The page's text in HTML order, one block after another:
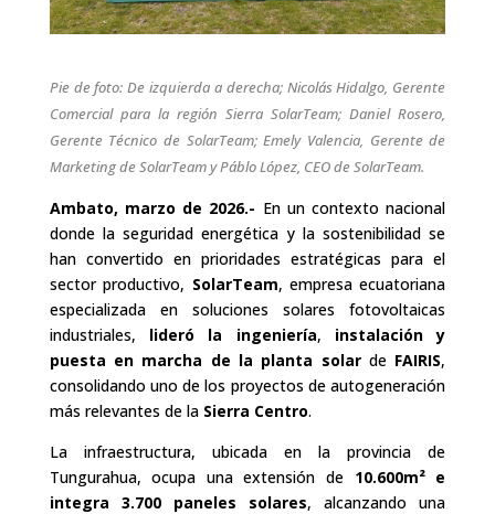
Pie de foto: De izquierda a derecha; Nicolás Hidalgo, Gerente
Comercial para la región Sierra SolarTeam; Daniel Rosero,
Gerente Técnico de SolarTeam; Emely Valencia, Gerente de
Marketing de SolarTeam y Páblo López, CEO de SolarTeam.
Ambato, marzo de 2026.- En un contexto nacional
donde la seguridad energética y la sostenibilidad se
han convertido en prioridades estratégicas para el
sector productivo, SolarTeam, empresa ecuatoriana
especializada en soluciones solares fotovoltaicas
industriales, lideró la ingeniería, instalación y
puesta en marcha de la planta solarde FAIRIS,
consolidando uno de los proyectos de autogeneración
más relevantes de la Sierra Centro.
La infraestructura, ubicada en la provincia de
Tungurahua, ocupa una extensión de 10.600m² e
integra 3.700 paneles solares, alcanzando una